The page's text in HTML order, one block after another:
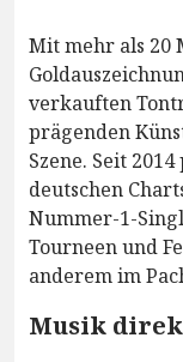
Mit mehr als 20
verkauften
prägenden
Szene. Seit
deutschen
Nummer-1-
Tourneen und
anderem im
Musik